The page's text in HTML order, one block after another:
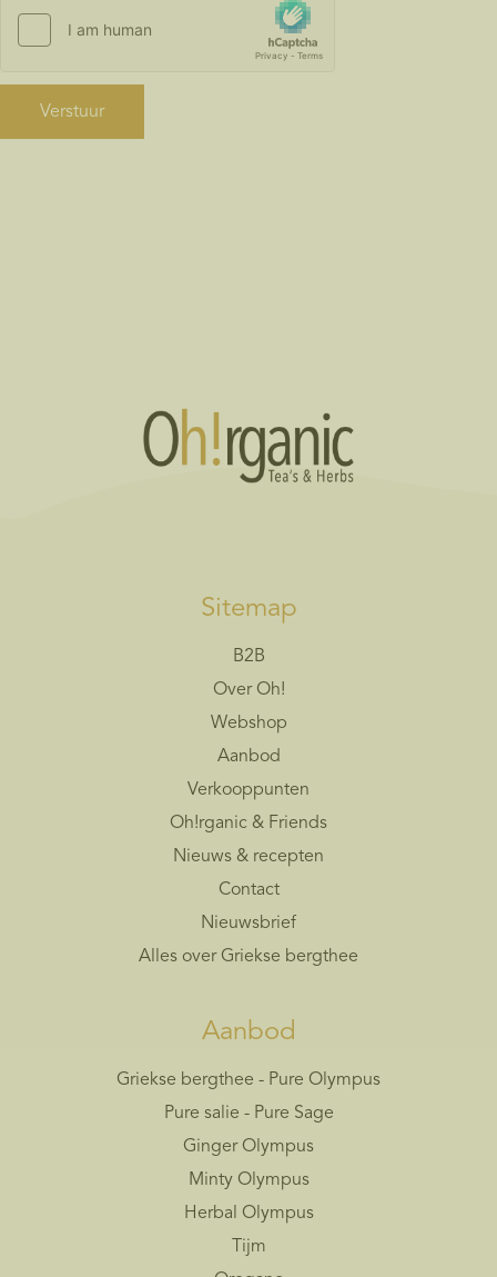
Verstuur
Sitemap
B2B
Over Oh!
Webshop
Aanbod
Verkooppunten
Oh!rganic & Friends
Nieuws & recepten
Contact
Nieuwsbrief
Alles over Griekse bergthee
Aanbod
Griekse bergthee - Pure Olympus
Pure salie - Pure Sage
Ginger Olympus
Minty Olympus
Herbal Olympus
Tijm